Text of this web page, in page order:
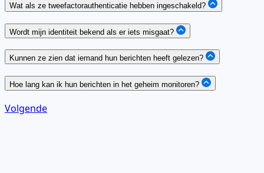
Wat als ze tweefactorauthenticatie hebben ingeschakeld?
Wordt mijn identiteit bekend als er iets misgaat?
Kunnen ze zien dat iemand hun berichten heeft gelezen?
Hoe lang kan ik hun berichten in het geheim monitoren?
Volgende